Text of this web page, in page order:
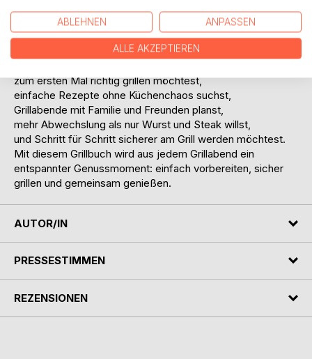
Sommermenü. Statt komplizierter Profi-Rezepte
bekommst du verständliche Gerichte, die wirklich in den
Alltag passen und bei Gästen gut ankommen.
zum ersten Mal richtig grillen möchtest,
einfache Rezepte ohne Küchenchaos suchst,
Grillabende mit Familie und Freunden planst,
mehr Abwechslung als nur Wurst und Steak willst,
und Schritt für Schritt sicherer am Grill werden möchtest.
Mit diesem Grillbuch wird aus jedem Grillabend ein
entspannter Genussmoment: einfach vorbereiten, sicher
grillen und gemeinsam genießen.
AUTOR/IN
PRESSESTIMMEN
REZENSIONEN
ABLEHNEN ANPASSEN
ALLE AKZEPTIEREN